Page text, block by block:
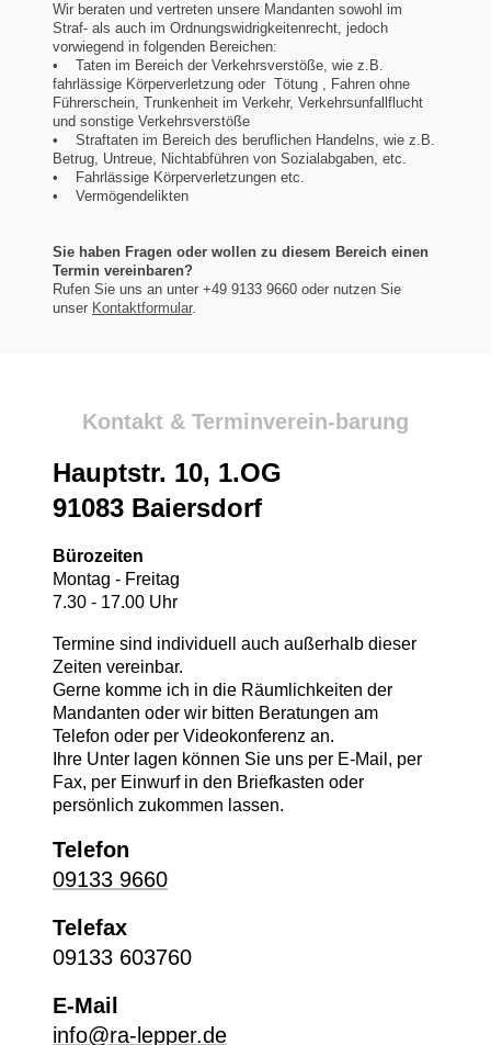
Wir beraten und vertreten unsere Mandanten sowohl im
Straf- als auch im Ordnungswidrigkeitenrecht, jedoch
vorwiegend in folgenden Bereichen:
• Taten im Bereich der Verkehrsverstöße, wie z.B.
fahrlässige Körperverletzung oder Tötung , Fahren ohne
Führerschein, Trunkenheit im Verkehr, Verkehrsunfallflucht
und sonstige Verkehrsverstöße
• Straftaten im Bereich des beruflichen Handelns, wie z.B.
Betrug, Untreue, Nichtabführen von Sozialabgaben, etc.
• Fahrlässige Körperverletzungen etc.
• Vermögendelikten
Sie haben Fragen oder wollen zu diesem Bereich einen
Termin vereinbaren?
Rufen Sie uns an unter +49 9133 9660 oder nutzen Sie
unser Kontaktformular.
Kontakt & Terminverein-barung
Hauptstr. 10, 1.OG
91083 Baiersdorf
Bürozeiten
Montag - Freitag
7.30 - 17.00 Uhr
Termine sind individuell auch außerhalb dieser
Zeiten vereinbar.
Gerne komme ich in die Räumlichkeiten der
Mandanten oder wir bitten Beratungen am
Telefon oder per Videokonferenz an.
Ihre Unter lagen können Sie uns per E-Mail, per
Fax, per Einwurf in den Briefkasten oder
persönlich zukommen lassen.
Telefon
09133 9660
Telefax
09133 603760
E-Mail
info@ra-lepper.de